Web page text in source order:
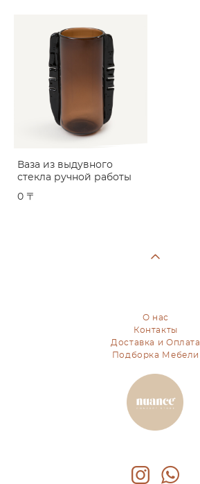
Ваза из выдувного
стекла ручной работы
0 〒
О нас
Контакты
Доставка и Оплата
Подборка Мебели